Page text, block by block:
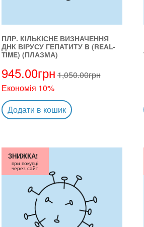
ПЛР. КІЛЬКІСНЕ ВИЗНАЧЕННЯ
ДНК ВІРУСУ ГЕПАТИТУ B (REAL-
TIME) (ПЛАЗМА)
945.00грн1,050.00грн
Економія 10%
Додати в кошик
ЗНИЖКА!
при покупці
через сайт